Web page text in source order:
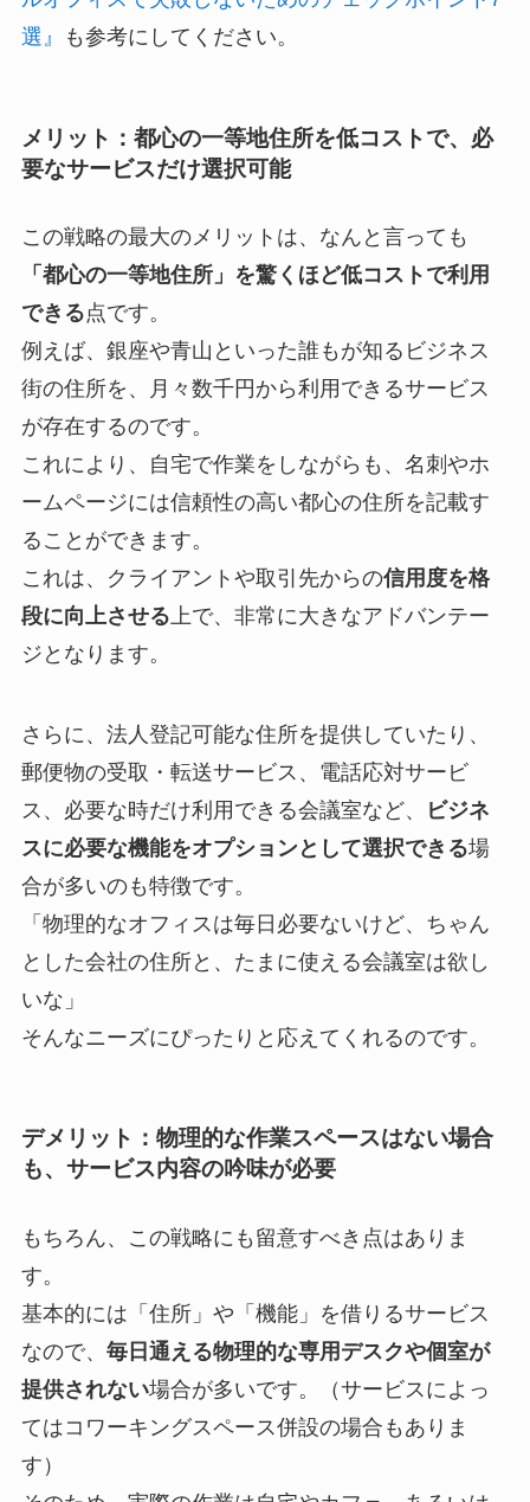
選』
も参考にしてください。
メリット：都心の一等地住所を低コストで、必
要なサービスだけ選択可能
この戦略の最大のメリットは、なんと言っても
「都心の一等地住所」を驚くほど低コストで利用
できる点です。
例えば、銀座や青山といった誰もが知るビジネス
街の住所を、月々数千円から利用できるサービス
が存在するのです。
これにより、自宅で作業をしながらも、名刺やホ
ームページには信頼性の高い都心の住所を記載す
ることができます。
これは、クライアントや取引先からの信用度を格
段に向上させる上で、非常に大きなアドバンテー
ジとなります。
さらに、法人登記可能な住所を提供していたり、
郵便物の受取・転送サービス、電話応対サービ
ス、必要な時だけ利用できる会議室など、
ビジネ
スに必要な機能をオプションとして選択できる場
合が多いのも特徴です。
「物理的なオフィスは毎日必要ないけど、ちゃん
とした会社の住所と、たまに使える会議室は欲し
いな」
そんなニーズにぴったりと応えてくれるのです。
デメリット：物理的な作業スペースはない場合
も、サービス内容の吟味が必要
もちろん、この戦略にも留意すべき点はありま
す。
基本的には「住所」や「機能」を借りるサービス
なので、 毎日通える物理的な専用デスクや個室が
提供されない場合が多いです。（サービスによっ
てはコワーキングスペース併設の場合もありま
す）